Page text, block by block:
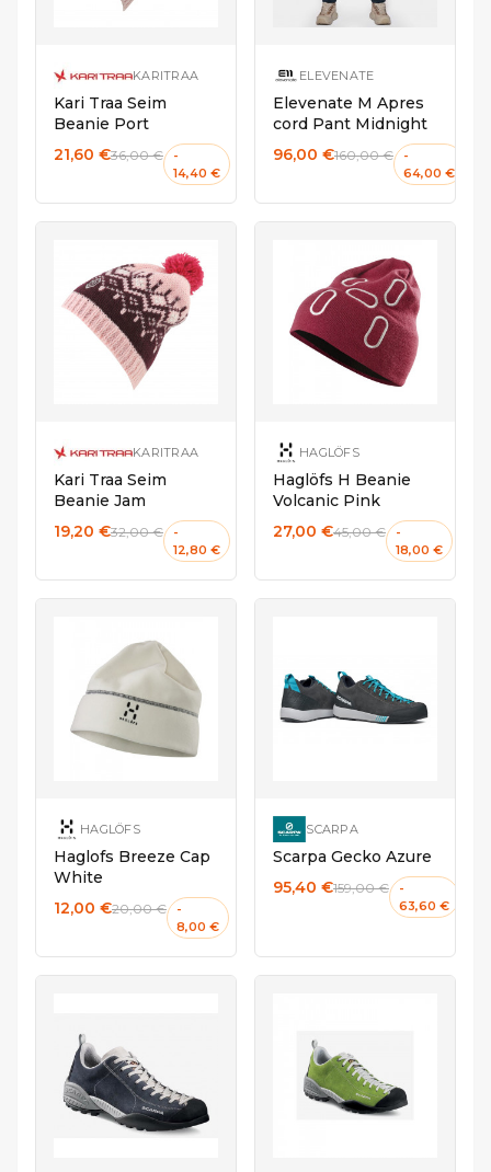
KARITRAA
Kari Traa Seim
Beanie Port
21,60 €36,00 €
-
14,40 €
ELEVENATE
Elevenate M Apres
cord Pant Midnight
96,00 €160,00 €
-
64,00 €
Taille unique
KARITRAA
Kari Traa Seim
Beanie Jam
19,20 €32,00 €
-
12,80 €
Taille unique
HAGLÖFS
Haglöfs H Beanie
Volcanic Pink
27,00 €45,00 €
-
18,00 €
HAGLÖFS
Haglofs Breeze Cap
White
12,00 €20,00 €
-
8,00 €
41
SCARPA
Scarpa Gecko Azure
95,40 €159,00 €
-
63,60 €